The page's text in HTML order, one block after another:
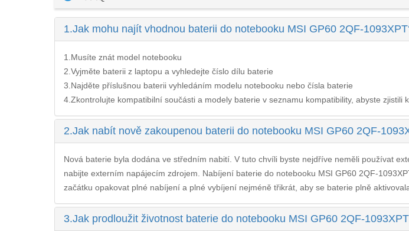
1.Jak mohu najít vhodnou baterii do notebooku MSI GP60 2QF-
1.Musíte znát model notebooku
2.Vyjměte baterii z laptopu a vyhledejte číslo dílu baterie
3.Najděte příslušnou baterii vyhledáním modelu notebooku nebo čísla baterie
4.Zkontrolujte kompatibilní součásti a modely baterie v seznamu kompatibility, abyste
2.Jak nabít nově zakoupenou baterii do notebooku MSI GP60 2QF-
Nová baterie byla dodána ve středním nabití. V tuto chvíli byste nejdříve neměli používat
nabijte externím napájecím zdrojem. Nabíjení baterie do notebooku MSI GP60 2QF-
začátku opakovat plné nabíjení a plné vybíjení nejméně třikrát, aby se baterie plně
3.Jak prodloužit životnost baterie do notebooku MSI GP60 2QF-